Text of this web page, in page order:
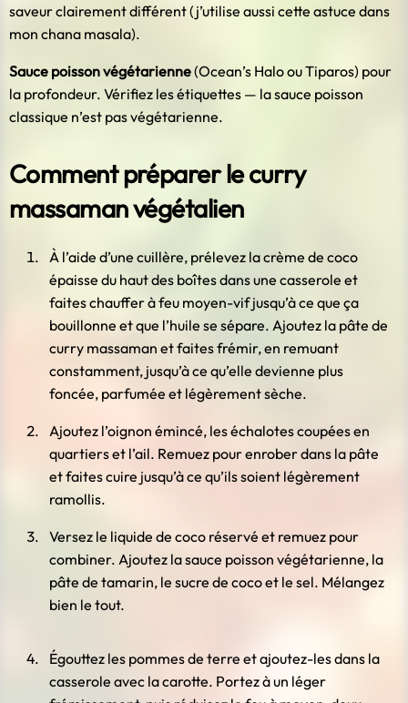
saveur clairement différent (j’utilise aussi cette astuce dans
mon chana masala).
Sauce poisson végétarienne(Ocean’s Halo ou Tiparos) pour
la profondeur. Vérifiez les étiquettes — la sauce poisson
classique n’est pas végétarienne.
Comment préparer le curry
massaman végétalien
À l’aide d’une cuillère, prélevez la crème de coco
épaisse du haut des boîtes dans une casserole et
faites chauffer à feu moyen-vif jusqu’à ce que ça
bouillonne et que l’huile se sépare. Ajoutez la pâte de
curry massaman et faites frémir, en remuant
constamment, jusqu’à ce qu’elle devienne plus
foncée, parfumée et légèrement sèche.
Ajoutez l’oignon émincé, les échalotes coupées en
quartiers et l’ail. Remuez pour enrober dans la pâte
et faites cuire jusqu’à ce qu’ils soient légèrement
ramollis.
Versez le liquide de coco réservé et remuez pour
combiner. Ajoutez la sauce poisson végétarienne, la
pâte de tamarin, le sucre de coco et le sel. Mélangez
bien le tout.
Égouttez les pommes de terre et ajoutez-les dans la
casserole avec la carotte. Portez à un léger